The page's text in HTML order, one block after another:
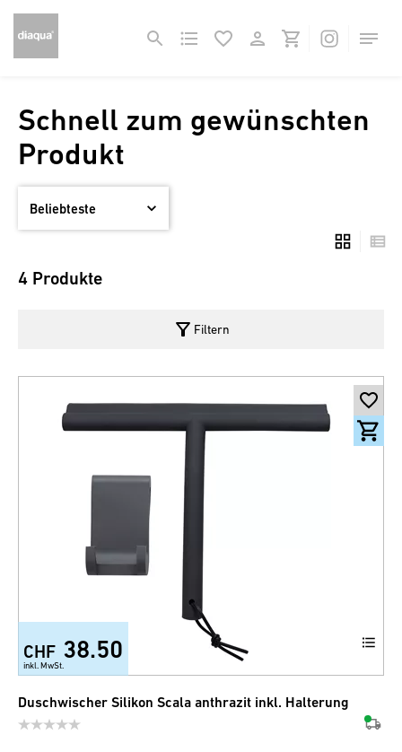
Schnell zum gewünschten
Produkt
4 Produkte
filter_alt Filtern
CHF 38.50
inkl. MwSt.
Duschwischer Silikon Scala anthrazit inkl. Halterung